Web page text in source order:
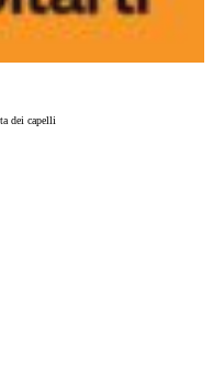
dei capelli